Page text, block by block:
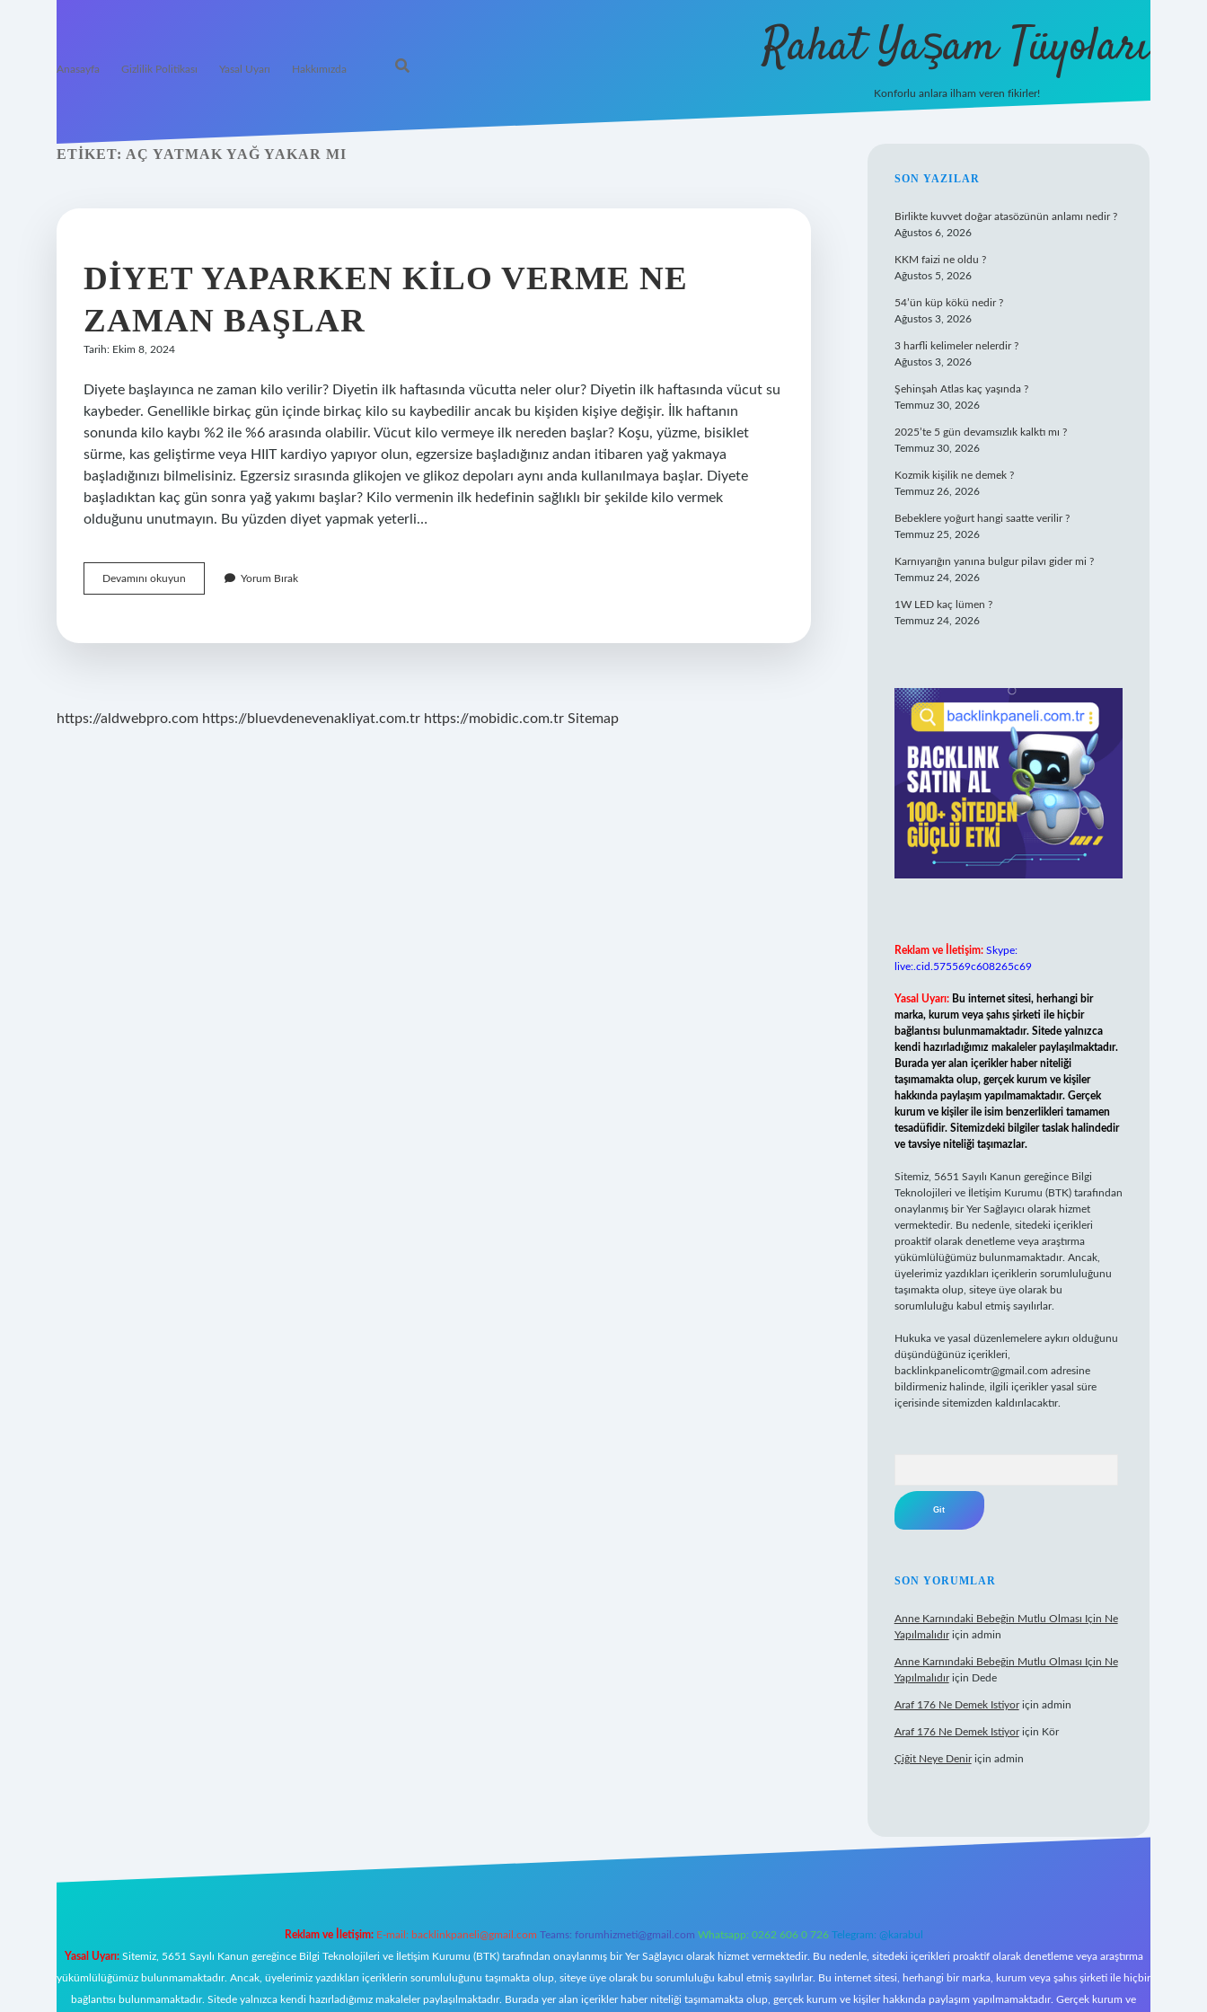
Anasayfa Gizlilik Politikası Yasal Uyarı Hakkımızda Rahat Yaşam Tüyoları
Konforlu anlara ilham veren fikirler!
ETIKET: AÇ YATMAK YAĞ YAKAR MI
DIYET YAPARKEN KILO VERME NE
ZAMAN BAŞLAR
Tarih: Ekim 8, 2024
Diyete başlayınca ne zaman kilo verilir? Diyetin ilk haftasında vücutta neler olur? Diyetin ilk haftasında vücut su
kaybeder. Genellikle birkaç gün içinde birkaç kilo su kaybedilir ancak bu kişiden kişiye değişir. İlk haftanın
sonunda kilo kaybı %2 ile %6 arasında olabilir. Vücut kilo vermeye ilk nereden başlar? Koşu, yüzme, bisiklet
sürme, kas geliştirme veya HIIT kardiyo yapıyor olun, egzersize başladığınız andan itibaren yağ yakmaya
başladığınızı bilmelisiniz. Egzersiz sırasında glikojen ve glikoz depoları aynı anda kullanılmaya başlar. Diyete
başladıktan kaç gün sonra yağ yakımı başlar? Kilo vermenin ilk hedefinin sağlıklı bir şekilde kilo vermek
olduğunu unutmayın. Bu yüzden diyet yapmak yeterli…
Devamını okuyun
Yaparken
Ne
Yorum Bırak
https://aldwebpro.com https://bluevdenevenakliyat.com.tr https://mobidic.com.tr Sitemap
SIDEBAR
SON YAZILAR
Birlikte kuvvet doğar atasözünün anlamı nedir ?
Ağustos 6, 2026
KKM faizi ne oldu ?
Ağustos 5, 2026
54’ün küp kökü nedir ?
Ağustos 3, 2026
3 harfli kelimeler nelerdir ?
Ağustos 3, 2026
Şehinşah Atlas kaç yaşında ?
Temmuz 30, 2026
2025’te 5 gün devamsızlık kalktı mı ?
Temmuz 30, 2026
Kozmik kişilik ne demek ?
Temmuz 26, 2026
Bebeklere yoğurt hangi saatte verilir ?
Temmuz 25, 2026
Karnıyarığın yanına bulgur pilavı gider mi ?
Temmuz 24, 2026
1W LED kaç lümen ?
Temmuz 24, 2026
Reklam ve İletişim: Skype:
live:.cid.575569c608265c69
Yasal Uyarı: Bu internet sitesi, herhangi bir
marka, kurum veya şahıs şirketi ile hiçbir
bağlantısı bulunmamaktadır. Sitede yalnızca
kendi hazırladığımız makaleler paylaşılmaktadır.
Burada yer alan içerikler haber niteliği
taşımamakta olup, gerçek kurum ve kişiler
hakkında paylaşım yapılmamaktadır. Gerçek
kurum ve kişiler ile isim benzerlikleri tamamen
tesadüfidir. Sitemizdeki bilgiler taslak halindedir
ve tavsiye niteliği taşımazlar.
Sitemiz, 5651 Sayılı Kanun gereğince Bilgi
Teknolojileri ve İletişim Kurumu (BTK) tarafından
onaylanmış bir Yer Sağlayıcı olarak hizmet
vermektedir. Bu nedenle, sitedeki içerikleri
proaktif olarak denetleme veya araştırma
yükümlülüğümüz bulunmamaktadır. Ancak,
üyelerimiz yazdıkları içeriklerin sorumluluğunu
taşımakta olup, siteye üye olarak bu
sorumluluğu kabul etmiş sayılırlar.
Hukuka ve yasal düzenlemelere aykırı olduğunu
düşündüğünüz içerikleri,
backlinkpanelicomtr@gmail.com adresine
bildirmeniz halinde, ilgili içerikler yasal süre
içerisinde sitemizden kaldırılacaktır.
SON YORUMLAR
Anne Karnındaki Bebeğin Mutlu Olması Için Ne
Yapılmalıdıriçin admin
Anne Karnındaki Bebeğin Mutlu Olması Için Ne
Yapılmalıdıriçin Dede
Araf 176 Ne Demek Istiyoriçin admin
Araf 176 Ne Demek Istiyoriçin Kör
Çiğit Neye Deniriçin admin
Reklam ve İletişim: E-mail: backlinkpaneli@gmail.com Teams: forumhizmeti@gmail.com Whatsapp: 0262 606 0 726 Telegram: @karabul
Yasal Uyarı:Sitemiz, 5651 Sayılı Kanun gereğince Bilgi Teknolojileri ve İletişim Kurumu (BTK) tarafından onaylanmış bir Yer Sağlayıcı olarak hizmet vermektedir. Bu nedenle, sitedeki içerikleri proaktif olarak denetleme veya araştırma
yükümlülüğümüz bulunmamaktadır. Ancak, üyelerimiz yazdıkları içeriklerin sorumluluğunu taşımakta olup, siteye üye olarak bu sorumluluğu kabul etmiş sayılırlar. Bu internet sitesi, herhangi bir marka, kurum veya şahıs şirketi ile hiçbir
bağlantısı bulunmamaktadır. Sitede yalnızca kendi hazırladığımız makaleler paylaşılmaktadır. Burada yer alan içerikler haber niteliği taşımamakta olup, gerçek kurum ve kişiler hakkında paylaşım yapılmamaktadır. Gerçek kurum ve